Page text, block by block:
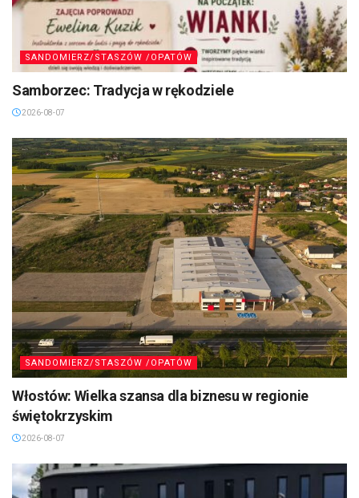
SANDOMIERZ/STASZÓW /OPATÓW
Samborzec: Tradycja w rękodziele
2026-08-07
SANDOMIERZ/STASZÓW /OPATÓW
Włostów: Wielka szansa dla biznesu w regionie
świętokrzyskim
2026-08-07